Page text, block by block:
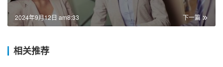
下一篇
2024年9月12日 am8:33
相关推荐